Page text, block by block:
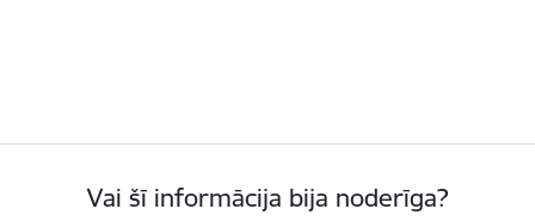
Vai šī informācija bija noderīga?